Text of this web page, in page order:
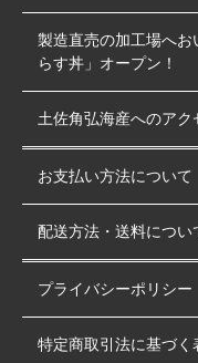
製造直売の加工場へお
らす丼」オープン！
土佐角弘海産へのアク
お支払い方法について
配送方法・送料につい
プライバシーポリシー
特定商取引法に基づく